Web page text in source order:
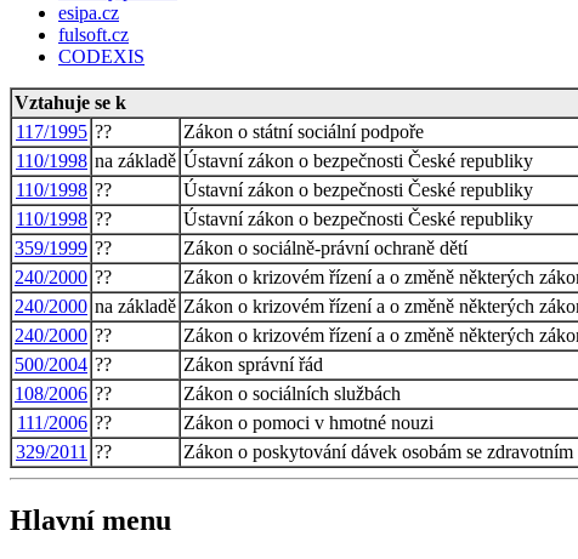
esipa.cz
fulsoft.cz
CODEXIS
Vztahuje se k
117/1995 ??
Zákon o státní sociální podpoře
110/1998 na základě Ústavní zákon o bezpečnosti České republiky
110/1998 ??
Ústavní zákon o bezpečnosti České republiky
110/1998 ??
Ústavní zákon o bezpečnosti České republiky
359/1999 ??
Zákon o sociálně-právní ochraně dětí
240/2000 ??
Zákon o krizovém řízení a o změně některých
240/2000 na základě Zákon o krizovém řízení a o změně některých
240/2000 ??
Zákon o krizovém řízení a o změně některých
500/2004 ??
Zákon správní řád
108/2006 ??
Zákon o sociálních službách
111/2006 ??
Zákon o pomoci v hmotné nouzi
329/2011 ?? Zákon o poskytování dávek osobám se
Hlavní menu